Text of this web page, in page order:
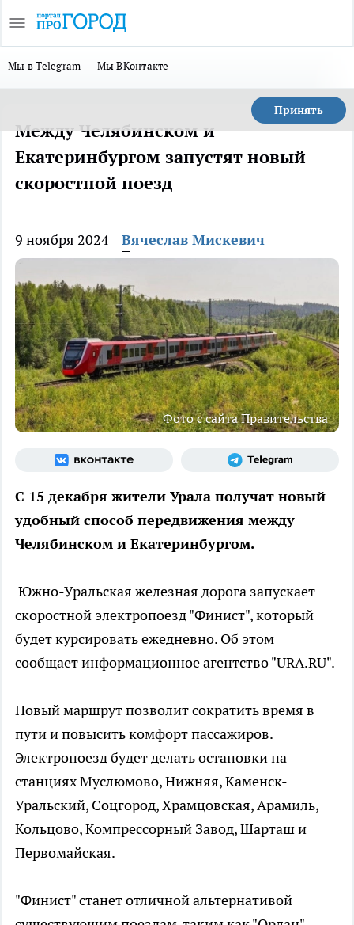
Мы в Telegram Мы ВКонтакте
Принять
Между Челябинском и
Екатеринбургом запустят новый
скоростной поезд
9 ноября 2024 Вячеслав Мискевич
Фото с сайта Правительства
С 15 декабря жители Урала получат новый
удобный способ передвижения между
Челябинском и Екатеринбургом.
Южно-Уральская железная дорога запускает
скоростной электропоезд "Финист", который
будет курсировать ежедневно. Об этом
сообщает информационное агентство "URA.RU".
Новый маршрут позволит сократить время в
пути и повысить комфорт пассажиров.
Электропоезд будет делать остановки на
станциях Муслюмово, Нижняя, Каменск-
Уральский, Соцгород, Храмцовская, Арамиль,
Кольцово, Компрессорный Завод, Шарташ и
Первомайская.
"Финист" станет отличной альтернативой